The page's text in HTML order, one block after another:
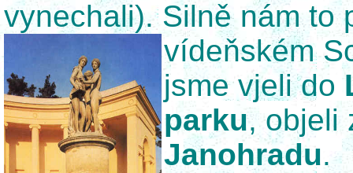
vynechali). Silně nám to
vídeňském
jsme vjeli do
parku, objeli
Janohradu.